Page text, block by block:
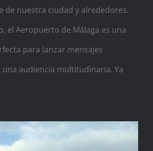
de nuestra ciudad y alrededores.
el Aeropuerto de Málaga es una
para lanzar mensajes
audiencia multitudinaria. Ya